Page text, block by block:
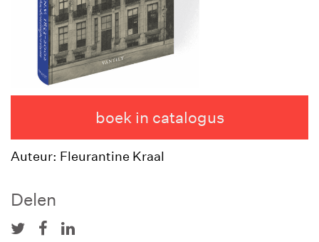
boek in catalogus
Auteur: Fleurantine Kraal
Delen